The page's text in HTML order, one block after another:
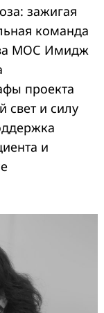
зажигая
команда
МОС Имидж
проекта
свет и силу
и